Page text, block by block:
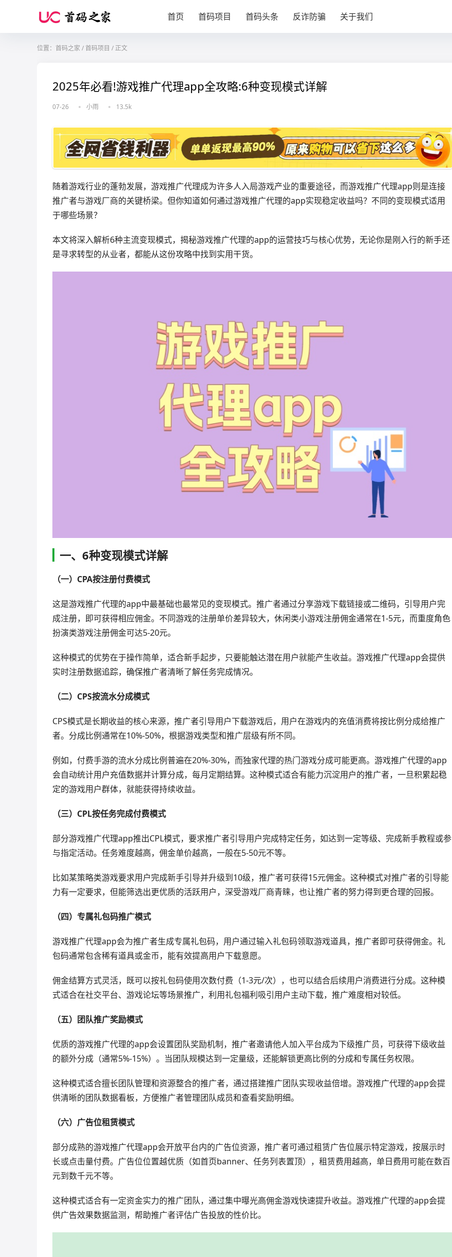
首页 首码项目 首码头条 反诈防骗 关于我们
位置： 首码之家 /首码项目 /正文
2025年必看!游戏推广代理app全攻略:6种变现模式详解
07-26 小雨 13.5k
随着游戏行业的蓬勃发展，游戏推广代理成为许多人入局游戏产业的重要途径，而游戏推广代理app则是连接
推广者与游戏厂商的关键桥梁。但你知道如何通过游戏推广代理的app实现稳定收益吗？不同的变现模式适用
于哪些场景？
本文将深入解析6种主流变现模式，揭秘游戏推广代理的app的运营技巧与核心优势，无论你是刚入行的新手还
是寻求转型的从业者，都能从这份攻略中找到实用干货。
一、6种变现模式详解
（一）CPA按注册付费模式
这是游戏推广代理的app中最基础也最常见的变现模式。推广者通过分享游戏下载链接或二维码，引导用户完
成注册，即可获得相应佣金。不同游戏的注册单价差异较大，休闲类小游戏注册佣金通常在1-5元，而重度角色
扮演类游戏注册佣金可达5-20元。
这种模式的优势在于操作简单，适合新手起步，只要能触达潜在用户就能产生收益。游戏推广代理app会提供
实时注册数据追踪，确保推广者清晰了解任务完成情况。
（二）CPS按流水分成模式
CPS模式是长期收益的核心来源，推广者引导用户下载游戏后，用户在游戏内的充值消费将按比例分成给推广
者。分成比例通常在10%-50%，根据游戏类型和推广层级有所不同。
例如，付费手游的流水分成比例普遍在20%-30%，而独家代理的热门游戏分成可能更高。游戏推广代理的app
会自动统计用户充值数据并计算分成，每月定期结算。这种模式适合有能力沉淀用户的推广者，一旦积累起稳
定的游戏用户群体，就能获得持续收益。
（三）CPL按任务完成付费模式
部分游戏推广代理app推出CPL模式，要求推广者引导用户完成特定任务，如达到一定等级、完成新手教程或参
与指定活动。任务难度越高，佣金单价越高，一般在5-50元不等。
比如某策略类游戏要求用户完成新手引导并升级到10级，推广者可获得15元佣金。这种模式对推广者的引导能
力有一定要求，但能筛选出更优质的活跃用户，深受游戏厂商青睐，也让推广者的努力得到更合理的回报。
（四）专属礼包码推广模式
游戏推广代理app会为推广者生成专属礼包码，用户通过输入礼包码领取游戏道具，推广者即可获得佣金。礼
包码通常包含稀有道具或金币，能有效提高用户下载意愿。
佣金结算方式灵活，既可以按礼包码使用次数付费（1-3元/次），也可以结合后续用户消费进行分成。这种模
式适合在社交平台、游戏论坛等场景推广，利用礼包福利吸引用户主动下载，推广难度相对较低。
（五）团队推广奖励模式
优质的游戏推广代理的app会设置团队奖励机制，推广者邀请他人加入平台成为下级推广员，可获得下级收益
的额外分成（通常5%-15%）。当团队规模达到一定量级，还能解锁更高比例的分成和专属任务权限。
这种模式适合擅长团队管理和资源整合的推广者，通过搭建推广团队实现收益倍增。游戏推广代理的app会提
供清晰的团队数据看板，方便推广者管理团队成员和查看奖励明细。
（六）广告位租赁模式
部分成熟的游戏推广代理app会开放平台内的广告位资源，推广者可通过租赁广告位展示特定游戏，按展示时
长或点击量付费。广告位位置越优质（如首页banner、任务列表置顶），租赁费用越高，单日费用可能在数百
元到数千元不等。
这种模式适合有一定资金实力的推广团队，通过集中曝光高佣金游戏快速提升收益。游戏推广代理的app会提
供广告效果数据监测，帮助推广者评估广告投放的性价比。